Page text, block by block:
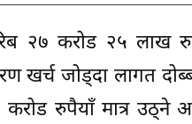
२७ करोड २५ लाख
खर्च जोड्दा लागत
करोड रुपैयाँ मात्र